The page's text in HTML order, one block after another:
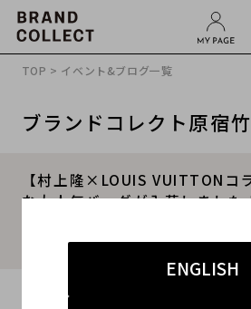
ENGLISH
TOP > イベント&ブログ一覧
ブランドコレクト原宿
【村上隆×LOUIS VUITTONコ
な大人気バッグが入荷しました
ト竹下通り店へ！！
2024.04.21